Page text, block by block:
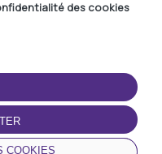
des cookies
COOKIES